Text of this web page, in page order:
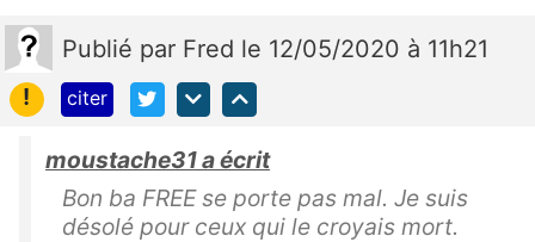
Publié par Fred le 12/05/2020 à 11h21
!
citer
moustache31 a écrit
Bon ba FREE se porte pas mal. Je suis
désolé pour ceux qui le croyais mort.